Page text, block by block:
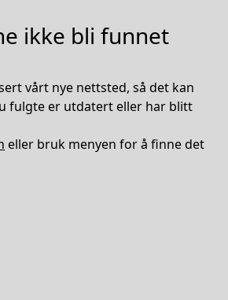
ikke bli funnet
vårt nye nettsted, så det kan
fulgte er utdatert eller har blitt
eller bruk menyen for å finne det